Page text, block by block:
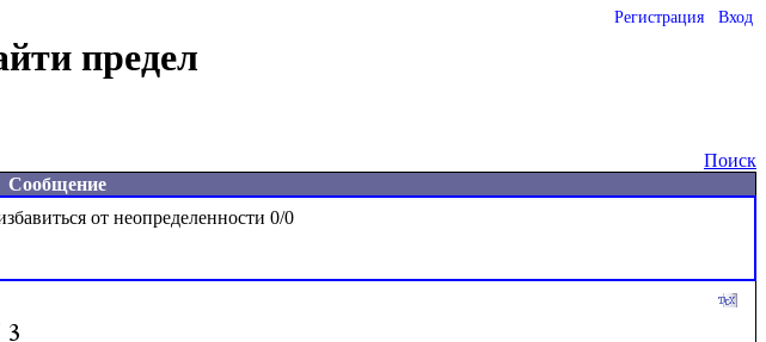
Регистрация Вход
предел
Поиск
Сообщение